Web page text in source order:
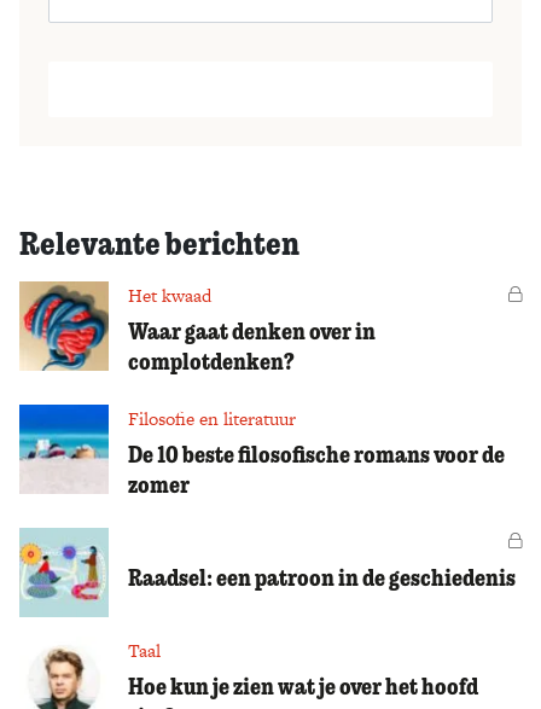
Relevante berichten
Het kwaad
Waar gaat denken over in
complotdenken?
Filosofie en literatuur
De 10 beste filosofische romans voor de
zomer
Raadsel: een patroon in de geschiedenis
Taal
Hoe kun je zien wat je over het hoofd